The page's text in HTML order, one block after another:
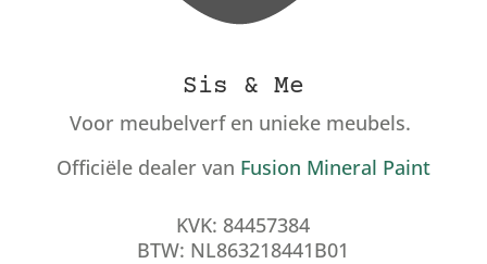
Sis & Me
Voor meubelverf en unieke meubels.
Officiële dealer van Fusion Mineral Paint
KVK: 84457384
BTW: NL863218441B01